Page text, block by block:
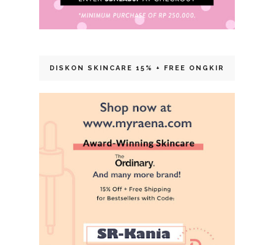
DISKON SKINCARE 15% + FREE ONGKIR